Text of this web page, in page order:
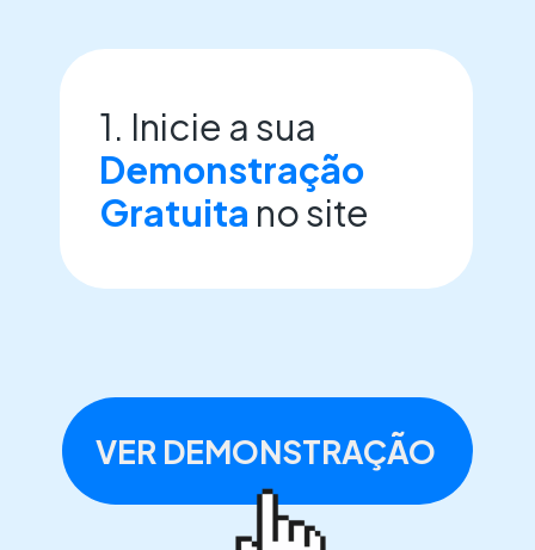
1. Inicie a sua
Demonstração
Gratuita no site
VER DEMONSTRAÇÃO